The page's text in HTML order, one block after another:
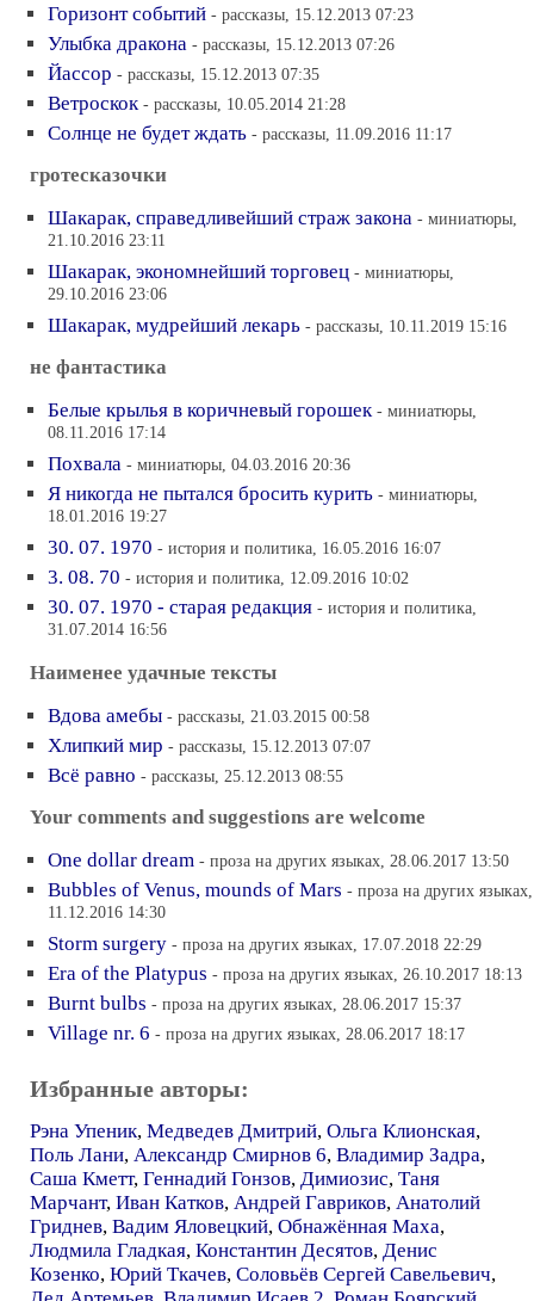
Горизонт событий - рассказы, 15.12.2013 07:23
Улыбка дракона - рассказы, 15.12.2013 07:26
Йассор - рассказы, 15.12.2013 07:35
Ветроскок - рассказы, 10.05.2014 21:28
Солнце не будет ждать - рассказы, 11.09.2016 11:17
гротесказочки
Шакарак, справедливейший страж закона - миниатюры,
21.10.2016 23:11
Шакарак, экономнейший торговец - миниатюры,
29.10.2016 23:06
Шакарак, мудрейший лекарь - рассказы, 10.11.2019 15:16
не фантастика
Белые крылья в коричневый горошек - миниатюры,
08.11.2016 17:14
Похвала - миниатюры, 04.03.2016 20:36
Я никогда не пытался бросить курить - миниатюры,
18.01.2016 19:27
30. 07. 1970 - история и политика, 16.05.2016 16:07
3. 08. 70 - история и политика, 12.09.2016 10:02
30. 07. 1970 - старая редакция - история и политика,
31.07.2014 16:56
Наименее удачные тексты
Вдова амебы - рассказы, 21.03.2015 00:58
Хлипкий мир - рассказы, 15.12.2013 07:07
Всё равно - рассказы, 25.12.2013 08:55
Your comments and suggestions аre welcomе
One dollar dream - проза на других языках, 28.06.2017 13:50
Bubbles of Venus, mounds of Mars - проза на других языках,
11.12.2016 14:30
Storm surgery - проза на других языках, 17.07.2018 22:29
Era of the Platypus - проза на других языках, 26.10.2017 18:13
Burnt bulbs - проза на других языках, 28.06.2017 15:37
Village nr. 6 - проза на других языках, 28.06.2017 18:17
Избранные авторы:
Рэна Упеник, Медведев Дмитрий, Ольга Клионская,
Поль Лани, Александр Смирнов 6, Владимир Задра,
Саша Кметт, Геннадий Гонзов, Димиозис, Таня
Марчант, Иван Катков, Андрей Гавриков, Анатолий
Гриднев, Вадим Яловецкий, Обнажённая Маха,
Людмила Гладкая, Константин Десятов, Денис
Козенко, Юрий Ткачев, Соловьёв Сергей Савельевич,